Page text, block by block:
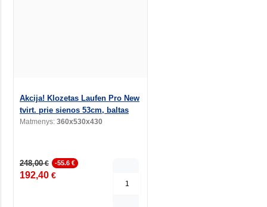
Akcija! Klozetas Laufen Pro New
tvirt. prie sienos 53cm, baltas
Matmenys: 360x530x430
248,00€ -55.6 €
192,40 €